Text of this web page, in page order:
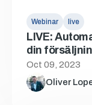
Webinar live
LIVE:
din
Oct 09, 2023
Oliver